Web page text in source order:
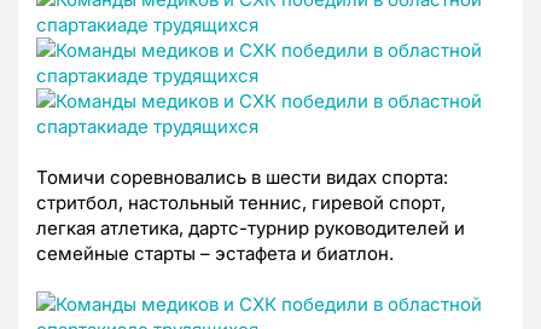
Томичи соревновались в шести видах спорта:
стритбол, настольный теннис, гиревой спорт,
легкая атлетика, дартс-турнир руководителей и
семейные старты – эстафета и биатлон.